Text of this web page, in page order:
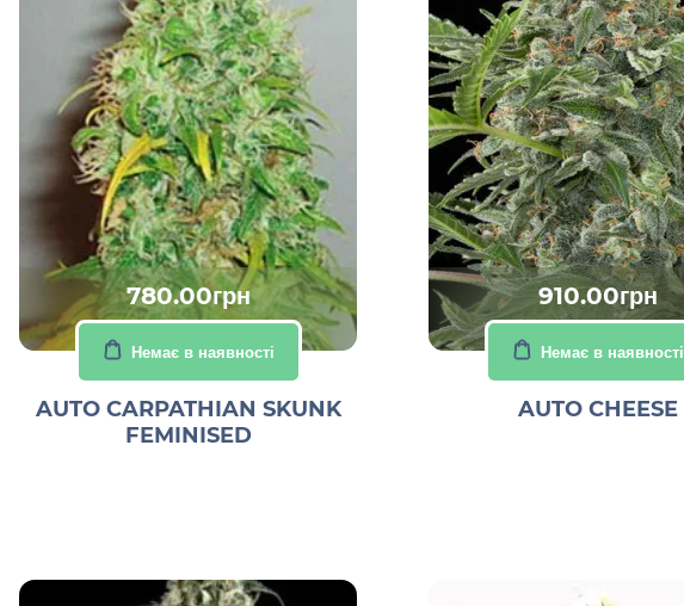
780.00грн
Немає в наявності
AUTO CARPATHIAN SKUNK
FEMINISED
910.00грн
Немає в наявності
AUTO CHEESE